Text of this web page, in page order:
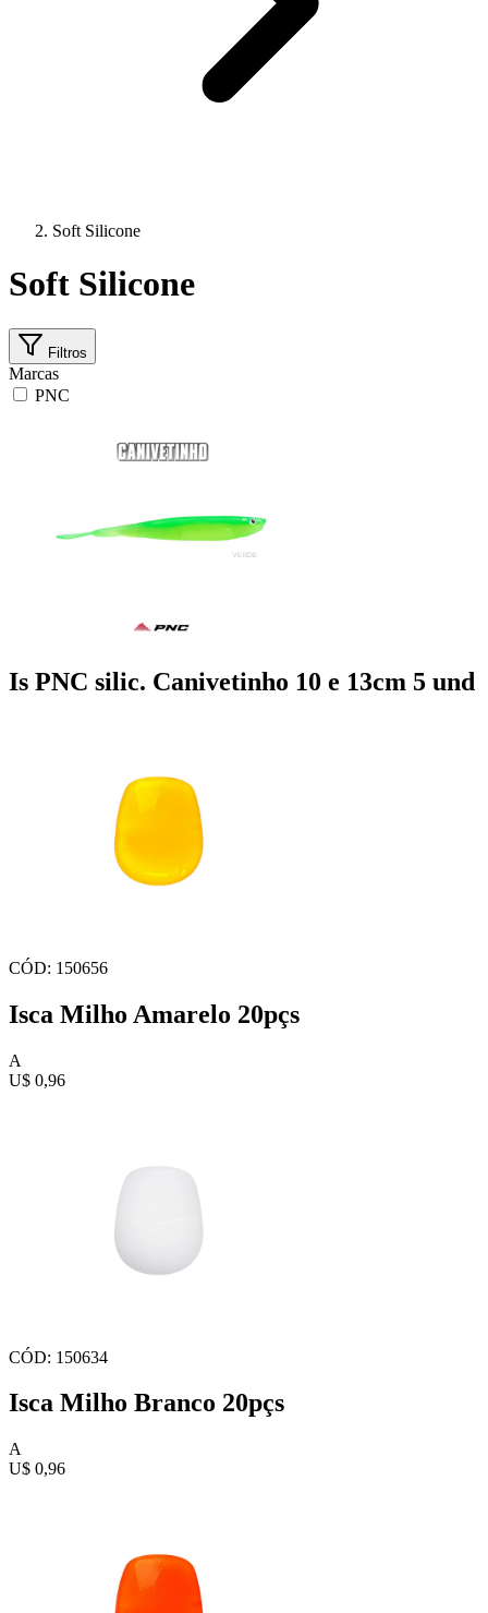
Soft Silicone
Soft Silicone
Filtros
Marcas
PNC
Is PNC silic. Canivetinho 10 e 13cm 5 und
CÓD: 150656
Isca Milho Amarelo 20pçs
A
U$ 0,96
CÓD: 150634
Isca Milho Branco 20pçs
A
U$ 0,96